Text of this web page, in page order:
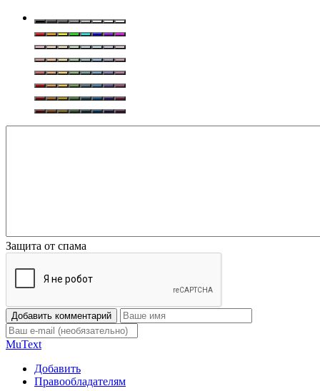
Защита от спама
Добавить комментарий
MuText
Добавить
Правообладателям